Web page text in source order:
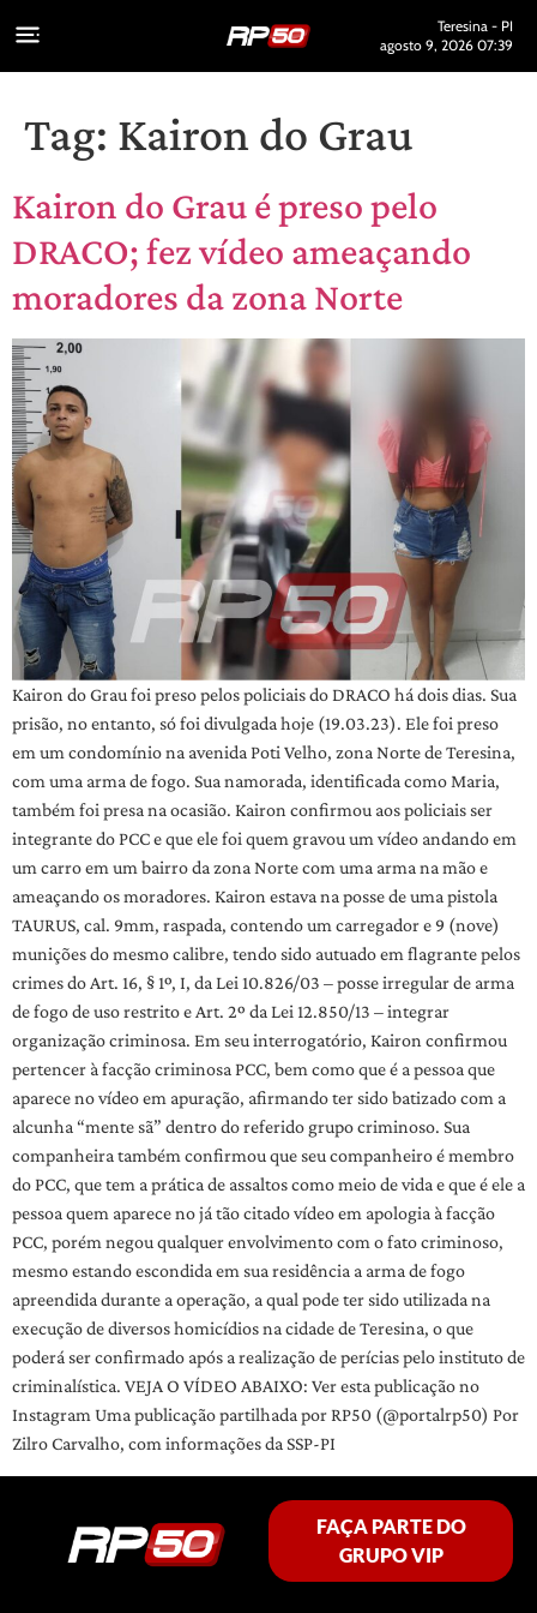
Teresina - PI
agosto 9, 2026 07:39
Tag: Kairon do Grau
Kairon do Grau é preso pelo
DRACO; fez vídeo ameaçando
moradores da zona Norte
Kairon do Grau foi preso pelos policiais do DRACO há dois dias. Sua
prisão, no entanto, só foi divulgada hoje (19.03.23). Ele foi preso
em um condomínio na avenida Poti Velho, zona Norte de Teresina,
com uma arma de fogo. Sua namorada, identificada como Maria,
também foi presa na ocasião. Kairon confirmou aos policiais ser
integrante do PCC e que ele foi quem gravou um vídeo andando em
um carro em um bairro da zona Norte com uma arma na mão e
ameaçando os moradores. Kairon estava na posse de uma pistola
TAURUS, cal. 9mm, raspada, contendo um carregador e 9 (nove)
munições do mesmo calibre, tendo sido autuado em flagrante pelos
crimes do Art. 16, § 1º, I, da Lei 10.826/03 – posse irregular de arma
de fogo de uso restrito e Art. 2º da Lei 12.850/13 – integrar
organização criminosa. Em seu interrogatório, Kairon confirmou
pertencer à facção criminosa PCC, bem como que é a pessoa que
aparece no vídeo em apuração, afirmando ter sido batizado com a
alcunha “mente sã” dentro do referido grupo criminoso. Sua
companheira também confirmou que seu companheiro é membro
do PCC, que tem a prática de assaltos como meio de vida e que é ele a
pessoa quem aparece no já tão citado vídeo em apologia à facção
PCC, porém negou qualquer envolvimento com o fato criminoso,
mesmo estando escondida em sua residência a arma de fogo
apreendida durante a operação, a qual pode ter sido utilizada na
execução de diversos homicídios na cidade de Teresina, o que
poderá ser confirmado após a realização de perícias pelo instituto de
criminalística. VEJA O VÍDEO ABAIXO: Ver esta publicação no
Instagram Uma publicação partilhada por RP50 (@portalrp50) Por
Zilro Carvalho, com informações da SSP-PI
FAÇA PARTE DO
GRUPO VIP